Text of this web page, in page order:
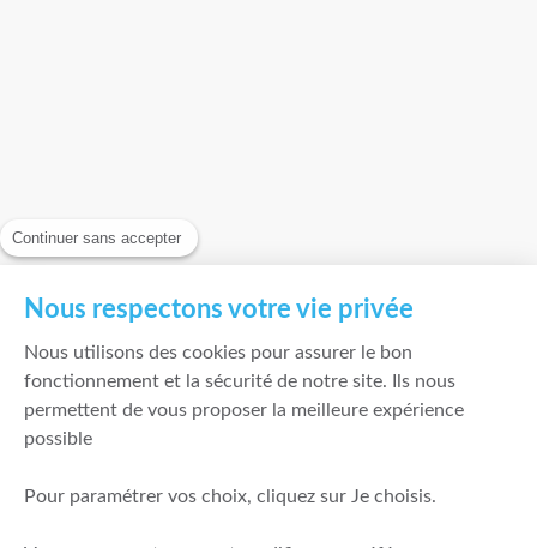
Continuer sans accepter
Nous respectons votre vie privée
Nous utilisons des cookies pour assurer le bon
fonctionnement et la sécurité de notre site. Ils nous
permettent de vous proposer la meilleure expérience
possible
Pour paramétrer vos choix, cliquez sur Je choisis.